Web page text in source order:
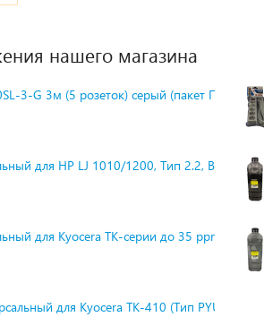
нашего магазина
3-G 3м (5 розеток) серый (пакет П
для HP LJ 1010/1200, Тип 2.2, Bk,
для Kyocera TK-серии до 35 ppm,
для Kyocera TK-410 (Тип PYU